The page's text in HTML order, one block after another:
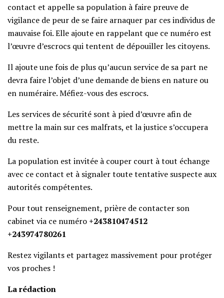
contact et appelle sa population à faire preuve de
vigilance de peur de se faire arnaquer par ces individus de
mauvaise foi. Elle ajoute en rappelant que ce numéro est
l’œuvre d’escrocs qui tentent de dépouiller les citoyens.
Il ajoute une fois de plus qu’aucun service de sa part ne
devra faire l’objet d’une demande de biens en nature ou
en numéraire. Méfiez-vous des escrocs.
Les services de sécurité sont à pied d’œuvre afin de
mettre la main sur ces malfrats, et la justice s’occupera
du reste.
La population est invitée à couper court à tout échange
avec ce contact et à signaler toute tentative suspecte aux
autorités compétentes.
Pour tout renseignement, prière de contacter son
cabinet via ce numéro +243810474512
+243974780261
Restez vigilants et partagez massivement pour protéger
vos proches !
La rédaction